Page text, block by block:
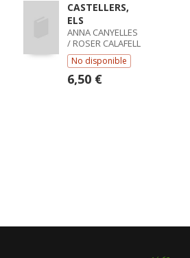
CASTELLERS,
ELS
ANNA CANYELLES
/ ROSER CALAFELL
No disponible
6,50 €